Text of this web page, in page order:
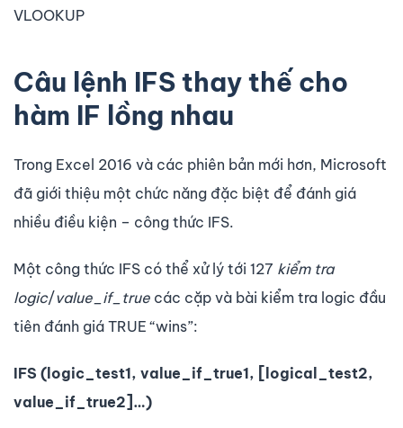
VLOOKUP
Câu lệnh IFS thay thế cho
hàm IF lồng nhau
Trong Excel 2016 và các phiên bản mới hơn, Microsoft
đã giới thiệu một chức năng đặc biệt để đánh giá
nhiều điều kiện – công thức IFS.
Một công thức IFS có thể xử lý tới 127 kiểm tra
logic/value_if_true các cặp và bài kiểm tra logic đầu
tiên đánh giá TRUE “wins”:
IFS (logic_test1, value_if_true1, [logical_test2,
value_if_true2]…)